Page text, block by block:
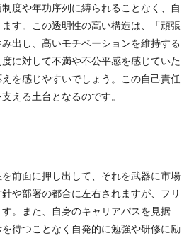
度や年功序列に縛られることなく、自
す。この透明性の高い構造は、「頑張
出し、高いモチベーションを維持する
に対して不満や不公平感を感じていた
を感じやすいでしょう。この自己責任
える土台となるのです。
前面に押し出して、それを武器に市場
や部署の都合に左右されますが、フリ
。また、自身のキャリアパスを見据
待つことなく自発的に勉強や研修に励